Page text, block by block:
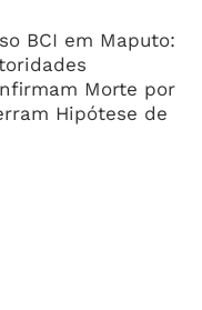
BCI em Maputo:
Morte por
Hipótese de
GEZANI Poderá
Milhão De
E Sul ...